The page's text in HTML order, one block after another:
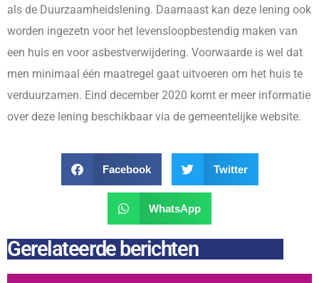
als de Duurzaamheidslening. Daarnaast kan deze lening ook
worden ingezetn voor het levensloopbestendig maken van
een huis en voor asbestverwijdering. Voorwaarde is wel dat
men minimaal één maatregel gaat uitvoeren om het huis te
verduurzamen. Eind december 2020 komt er meer informatie
over deze lening beschikbaar via de gemeentelijke website.
Facebook Twitter
WhatsApp
Gerelateerde berichten